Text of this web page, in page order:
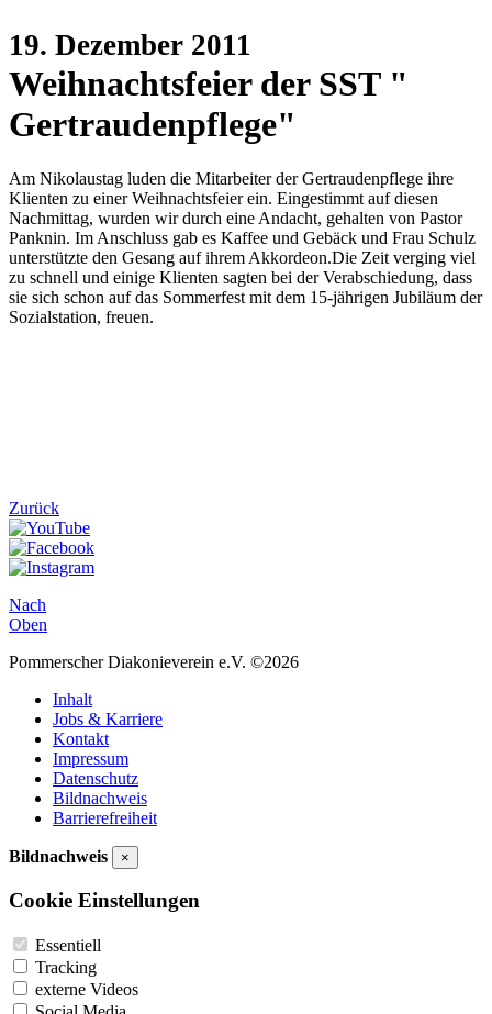
19. Dezember 2011
Weihnachtsfeier der SST "
Gertraudenpflege"
Am Nikolaustag luden die Mitarbeiter der Gertraudenpflege ihre
Klienten zu einer Weihnachtsfeier ein. Eingestimmt auf diesen
Nachmittag, wurden wir durch eine Andacht, gehalten von Pastor
Panknin. Im Anschluss gab es Kaffee und Gebäck und Frau Schulz
unterstützte den Gesang auf ihrem Akkordeon.Die Zeit verging viel
zu schnell und einige Klienten sagten bei der Verabschiedung, dass
sie sich schon auf das Sommerfest mit dem 15-jährigen Jubiläum der
Sozialstation, freuen.
Zurück
Nach
Oben
Pommerscher Diakonieverein e.V. ©2026
Inhalt
Jobs & Karriere
Kontakt
Impressum
Datenschutz
Bildnachweis
Barrierefreiheit
Bildnachweis ×
Cookie Einstellungen
Essentiell
Tracking
externe Videos